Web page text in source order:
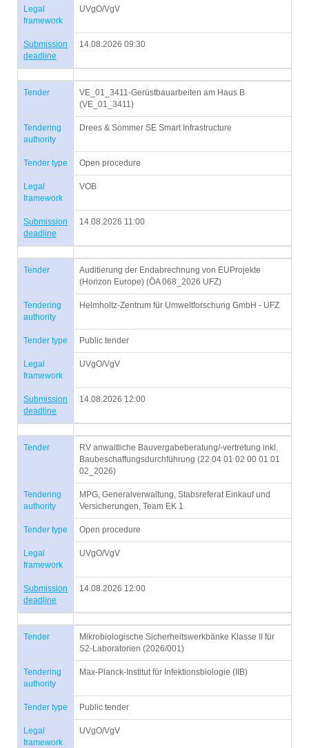
Legal
framework
UVgO/VgV
Submission
deadline
14.08.2026 09:30
Tender
VE_01_3411-Gerüstbauarbeiten am Haus B
(VE_01_3411)
Tendering
authority
Drees & Sommer SE Smart Infrastructure
Tender type Open procedure
Legal
framework
VOB
Submission
deadline
14.08.2026 11:00
Tender
Auditierung der Endabrechnung von EUProjekte
(Horizon Europe) (ÖA 068_2026 UFZ)
Tendering
authority
Helmholtz-Zentrum für Umweltforschung GmbH - UFZ
Tender type Public tender
Legal
framework
UVgO/VgV
Submission
deadline
14.08.2026 12:00
Tender
RV anwaltliche Bauvergabeberatung/-vertretung inkl.
Baubeschaffungsdurchführung (22 04 01 02 00 01 01
02_2026)
Tendering
authority
MPG, Generalverwaltung, Stabsreferat Einkauf und
Versicherungen, Team EK 1
Tender type Open procedure
Legal
framework
UVgO/VgV
Submission
deadline
14.08.2026 12:00
Tender
Mikrobiologische Sicherheitswerkbänke Klasse II für
S2-Laboratorien (2026/001)
Tendering
authority
Max-Planck-Institut für Infektionsbiologie (IIB)
Tender type Public tender
Legal
framework
UVgO/VgV